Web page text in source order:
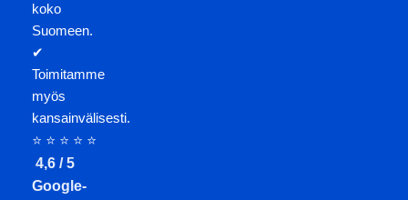
koko
Suomeen.
✔
Toimitamme
myös
kansainvälisesti.
⭐ ⭐ ⭐ ⭐ ⭐
4,6 / 5
Google-